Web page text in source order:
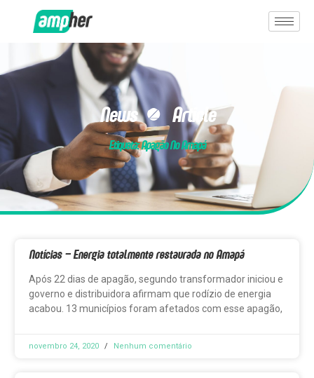
News & Article
Etiqueta: Apagão No Amapá
Notícias – Energia totalmente restaurada no Amapá
Após 22 dias de apagão, segundo transformador iniciou e
governo e distribuidora afirmam que rodízio de energia
acabou. 13 municípios foram afetados com esse apagão,
novembro 24, 2020 Nenhum comentário